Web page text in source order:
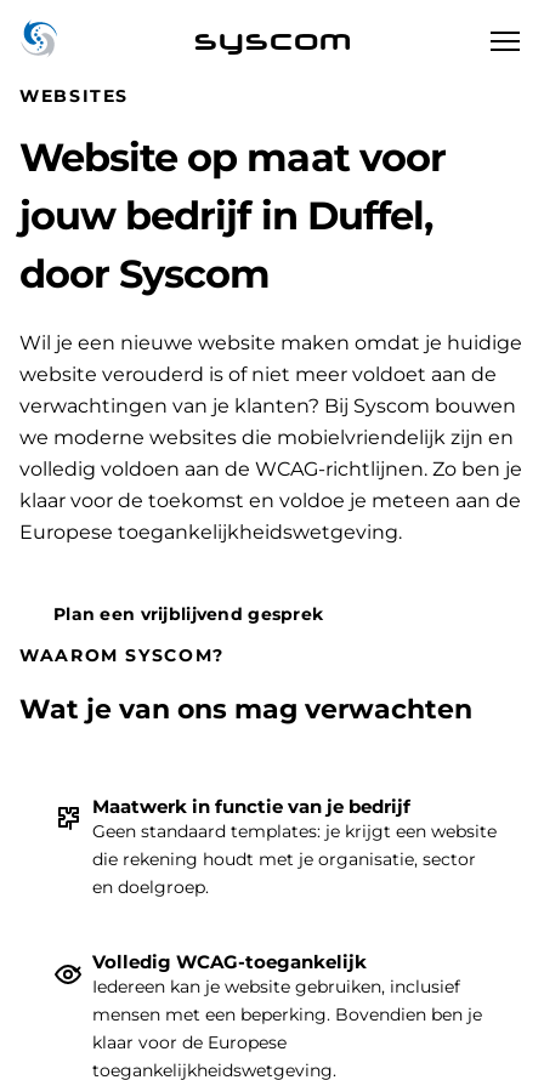
syscom
|
WEBSITES
Website op maat voor
jouw bedrijf in Duffel,
door Syscom
Wil je een nieuwe website maken omdat je huidige
website verouderd is of niet meer voldoet aan de
verwachtingen van je klanten? Bij Syscom bouwen
we moderne websites die mobielvriendelijk zijn en
volledig voldoen aan de WCAG-richtlijnen. Zo ben je
klaar voor de toekomst en voldoe je meteen aan de
Europese toegankelijkheidswetgeving.
Plan een vrijblijvend gesprek
WAAROM SYSCOM?
Wat je van ons mag verwachten
Maatwerk in functie van je bedrijf
Geen standaard templates: je krijgt een website
die rekening houdt met je organisatie, sector
en doelgroep.
Volledig WCAG-toegankelijk
Iedereen kan je website gebruiken, inclusief
mensen met een beperking. Bovendien ben je
klaar voor de Europese
toegankelijkheidswetgeving.